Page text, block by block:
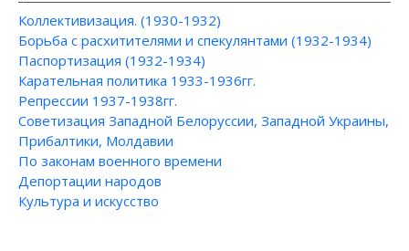
Коллективизация. (1930-1932)
Борьба с расхитителями и спекулянтами (1932-1934)
Паспортизация (1932-1934)
Карательная политика 1933-1936гг.
Репрессии 1937-1938гг.
Советизация Западной Белоруссии, Западной Украины,
Прибалтики, Молдавии
По законам военного времени
Депортации народов
Культура и искусство